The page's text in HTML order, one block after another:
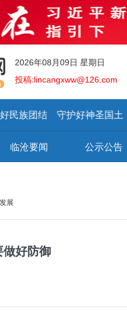
2026年08月09日 星期日
投稿:lincangxww@126.com
民族团结 守护好神圣国土
临沧要闻 公示公告
展
做好防御